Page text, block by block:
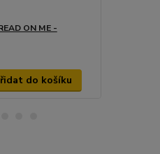
ON ME -
do košíku